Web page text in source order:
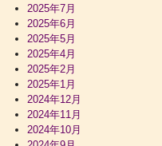
2025年7月
2025年6月
2025年5月
2025年4月
2025年2月
2025年1月
2024年12月
2024年11月
2024年10月